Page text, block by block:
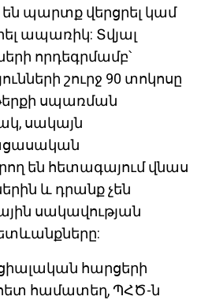
պարտք վերցրել կամ
ապառիկ: Տվյալ
որդեգրմամբ՝
շուրջ 90 տոկոսը
սպառման
սակայն
են հետագայում վնաս
և դրանք չեն
սակավության
հարցերի
համատեղ, ՊՀԾ-ն